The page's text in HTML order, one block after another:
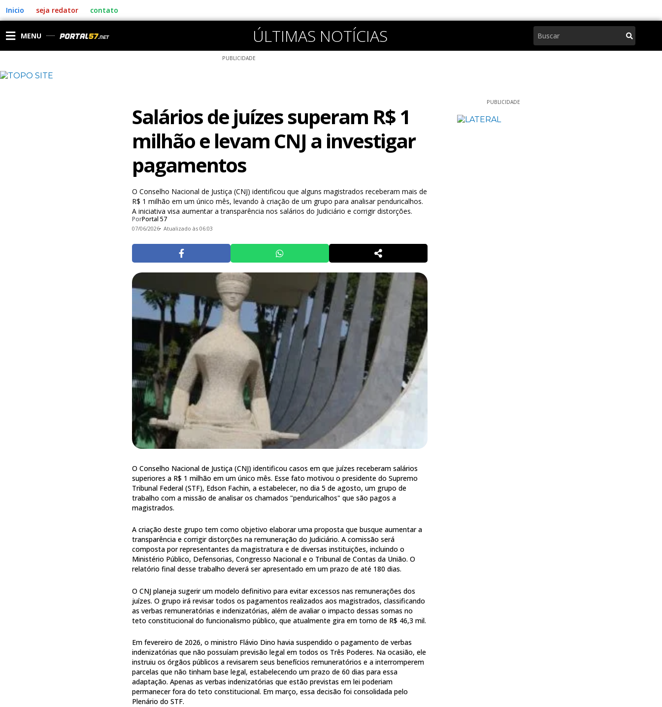
para
o
conteúdo
Inicio seja redator contato
MENU ÚLTIMAS NOTÍCIAS Pesquisar
PUBLICIDADE
Salários de juízes superam R$ 1
milhão e levam CNJ a investigar
pagamentos
O Conselho Nacional de Justiça (CNJ) identificou que alguns magistrados receberam mais de
R$ 1 milhão em um único mês, levando à criação de um grupo para analisar penduricalhos.
A iniciativa visa aumentar a transparência nos salários do Judiciário e corrigir distorções.
PorPortal 57
07/06/2026 Atualizado às 06:03
O Conselho Nacional de Justiça (CNJ) identificou casos em que juízes receberam salários
superiores a R$ 1 milhão em um único mês. Esse fato motivou o presidente do Supremo
Tribunal Federal (STF), Edson Fachin, a estabelecer, no dia 5 de agosto, um grupo de
trabalho com a missão de analisar os chamados "penduricalhos" que são pagos a
magistrados.
A criação deste grupo tem como objetivo elaborar uma proposta que busque aumentar a
transparência e corrigir distorções na remuneração do Judiciário. A comissão será
composta por representantes da magistratura e de diversas instituições, incluindo o
Ministério Público, Defensorias, Congresso Nacional e o Tribunal de Contas da União. O
relatório final desse trabalho deverá ser apresentado em um prazo de até 180 dias.
O CNJ planeja sugerir um modelo definitivo para evitar excessos nas remunerações dos
juízes. O grupo irá revisar todos os pagamentos realizados aos magistrados, classificando
as verbas remuneratórias e indenizatórias, além de avaliar o impacto dessas somas no
teto constitucional do funcionalismo público, que atualmente gira em torno de R$ 46,3 mil.
Em fevereiro de 2026, o ministro Flávio Dino havia suspendido o pagamento de verbas
indenizatórias que não possuíam previsão legal em todos os Três Poderes. Na ocasião, ele
instruiu os órgãos públicos a revisarem seus benefícios remuneratórios e a interromperem
parcelas que não tinham base legal, estabelecendo um prazo de 60 dias para essa
adaptação. Apenas as verbas indenizatórias que estão previstas em lei poderiam
permanecer fora do teto constitucional. Em março, essa decisão foi consolidada pelo
Plenário do STF.
PUBLICIDADE